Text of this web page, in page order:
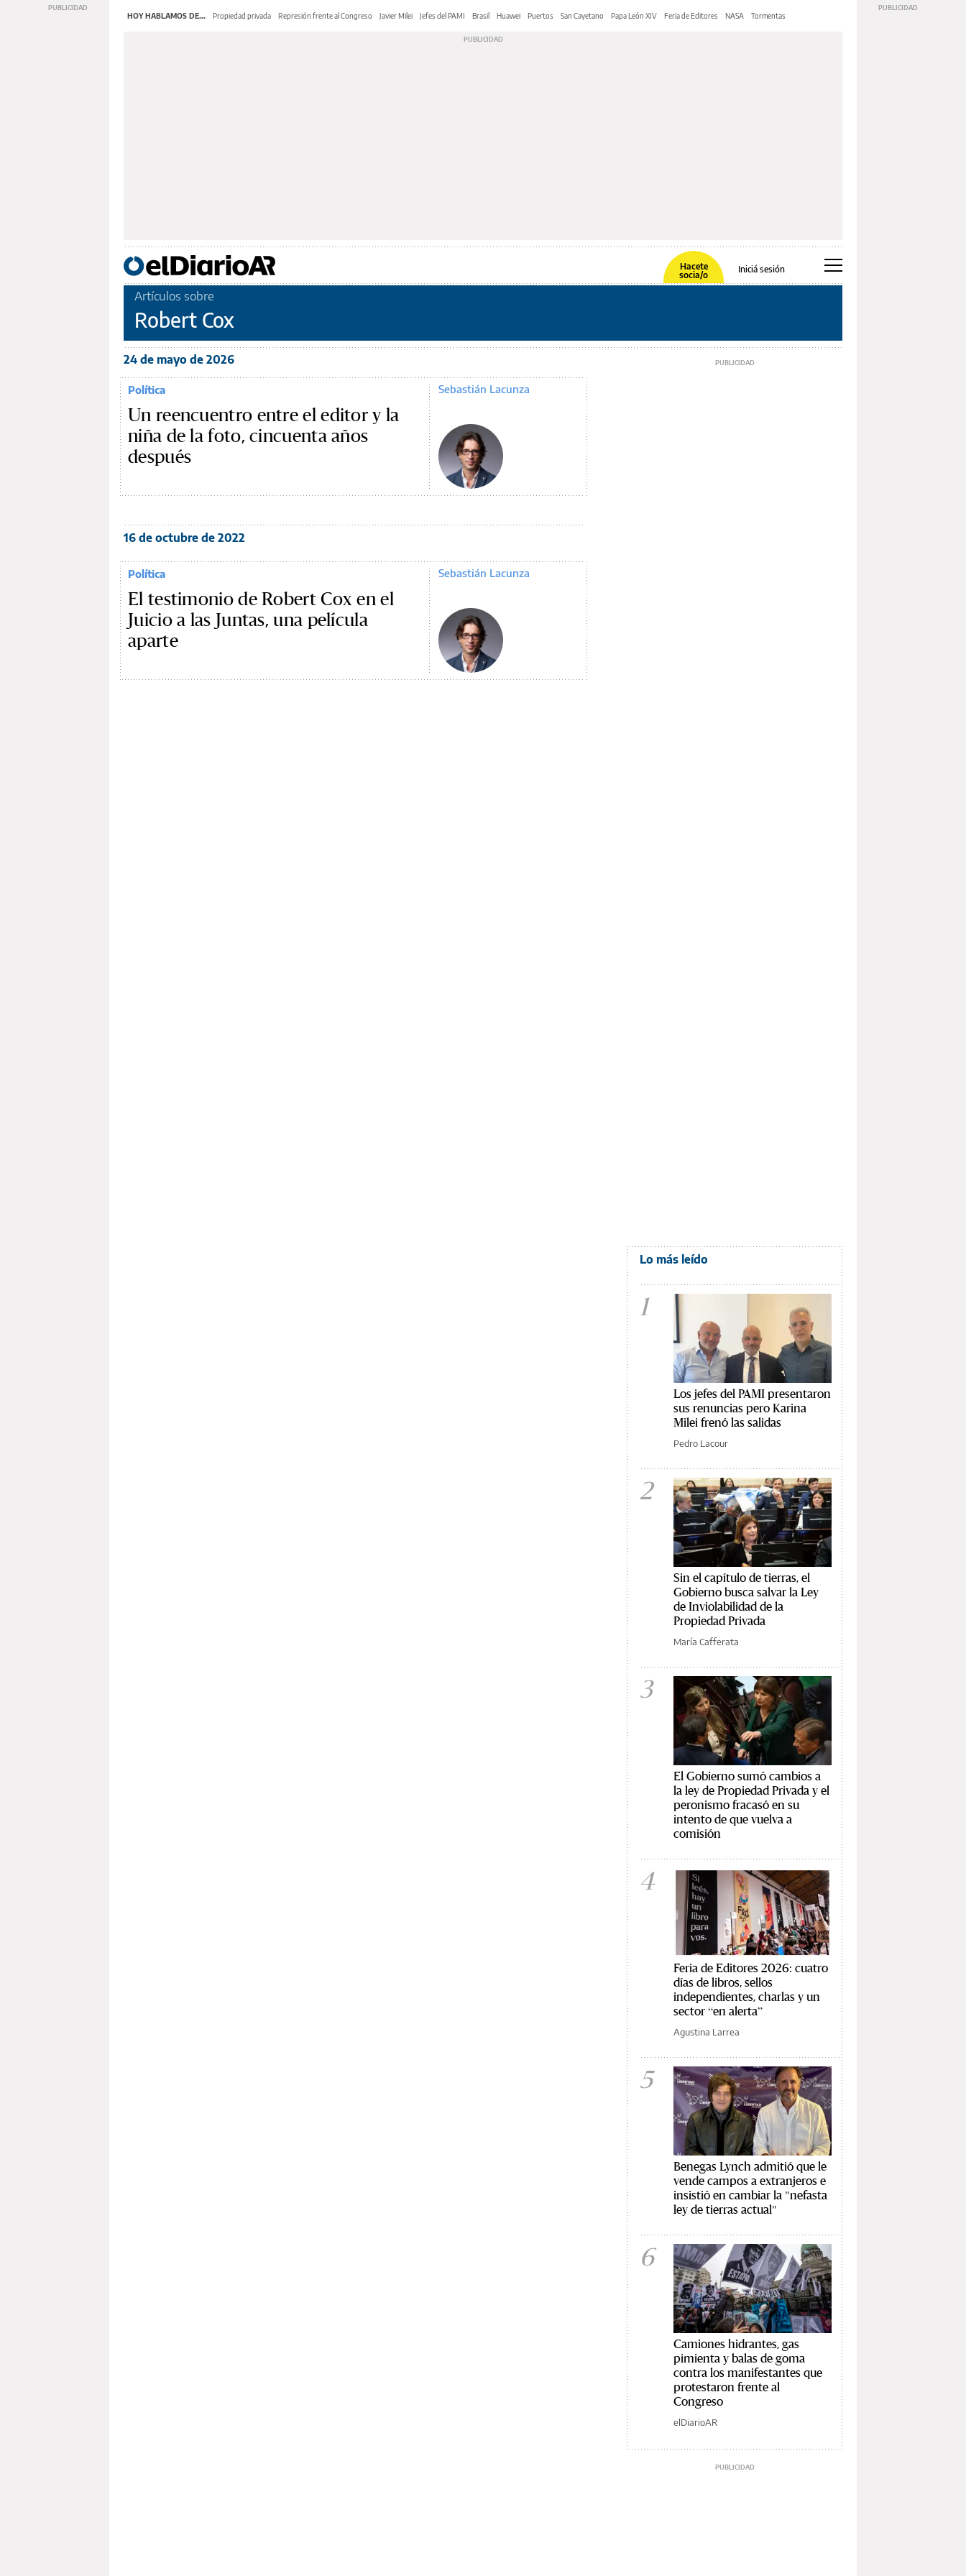
HOY HABLAMOS DE... Propiedad privada Represión frente al Congreso Javier Milei Jefes del PAMI Brasil Huawei Puertos San Cayetano Papa León XIV Feria de Editores NASA Tormentas
Hacete
socia/o
Iniciá sesión
Artículos sobre
Robert Cox
24 de mayo de 2026
Política
Un reencuentro entre el editor y la
niña de la foto, cincuenta años
después
Sebastián Lacunza
16 de octubre de 2022
Política
El testimonio de Robert Cox en el
Juicio a las Juntas, una película
aparte
Sebastián Lacunza
Lo más leído
1
Los jefes del PAMI presentaron
sus renuncias pero Karina
Milei frenó las salidas
Pedro Lacour
2
Sin el capítulo de tierras, el
Gobierno busca salvar la Ley
de Inviolabilidad de la
Propiedad Privada
María Cafferata
3
El Gobierno sumó cambios a
la ley de Propiedad Privada y el
peronismo fracasó en su
intento de que vuelva a
comisión
4
Feria de Editores 2026: cuatro
días de libros, sellos
independientes, charlas y un
sector “en alerta”
Agustina Larrea
5
Benegas Lynch admitió que le
vende campos a extranjeros e
insistió en cambiar la "nefasta
ley de tierras actual"
6
Camiones hidrantes, gas
pimienta y balas de goma
contra los manifestantes que
protestaron frente al
Congreso
elDiarioAR